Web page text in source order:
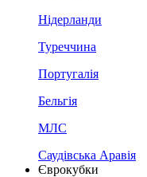
Нідерланди
Туреччина
Португалія
Бельгія
МЛС
Саудівська Аравія
Єврокубки